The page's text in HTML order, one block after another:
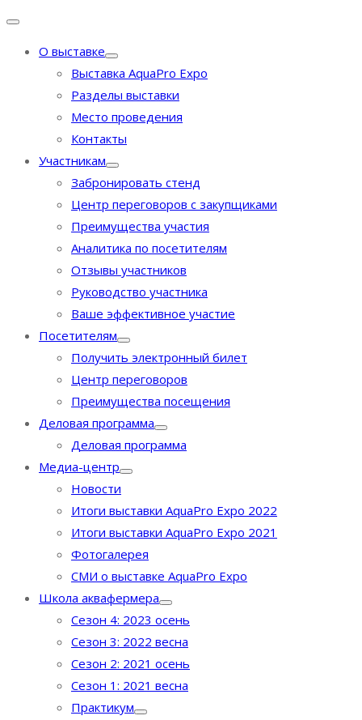
О выставке
Выставка AquaPro Expo
Разделы выставки
Место проведения
Контакты
Участникам
Забронировать стенд
Центр переговоров с закупщиками
Преимущества участия
Аналитика по посетителям
Отзывы участников
Руководство участника
Ваше эффективное участие
Посетителям
Получить электронный билет
Центр переговоров
Преимущества посещения
Деловая программа
Деловая программа
Медиа-центр
Новости
Итоги выставки AquaPro Expo 2022
Итоги выставки AquaPro Expo 2021
Фотогалерея
СМИ о выставке AquaPro Expo
Школа аквафермера
Сезон 4: 2023 осень
Сезон 3: 2022 весна
Сезон 2: 2021 осень
Сезон 1: 2021 весна
Практикум